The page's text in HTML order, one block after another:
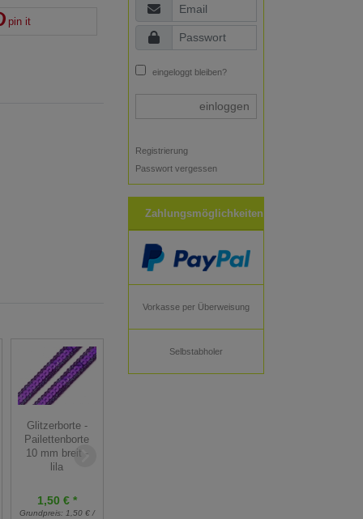
pin it
Glitzerborte -
Pailettenborte
10 mm breit -
lila
1,50 € *
Grundpreis: 1,50 € /
eingeloggt bleiben?
einloggen
Registrierung
Passwort vergessen
Zahlungsmöglichkeiten
Vorkasse per Überweisung
Selbstabholer